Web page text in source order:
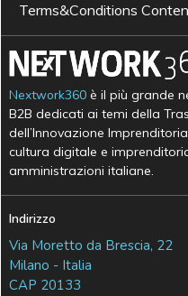
Terms&Conditions
Nextwork360 è il più grande
B2B dedicati ai temi della
dell’Innovazione
cultura digitale e
amministrazioni italiane.
Indirizzo
Via Moretto da Brescia, 22
Milano - Italia
CAP 20133